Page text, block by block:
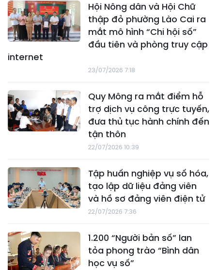
Hội Nông dân và Hội Chữ
thập đỏ phường Lào Cai ra
mắt mô hình “Chi hội số”
đầu tiên và phòng truy cập
internet
23/07/2026 7:18
Quy Mông ra mắt điểm hỗ
trợ dịch vụ công trực tuyến,
đưa thủ tục hành chính đến
tận thôn
22/07/2026 10:39
Tập huấn nghiệp vụ số hóa,
tạo lập dữ liệu đảng viên
và hồ sơ đảng viên điện tử
22/07/2026 7:36
1.200 “Người bản số” lan
tỏa phong trào “Bình dân
học vụ số”